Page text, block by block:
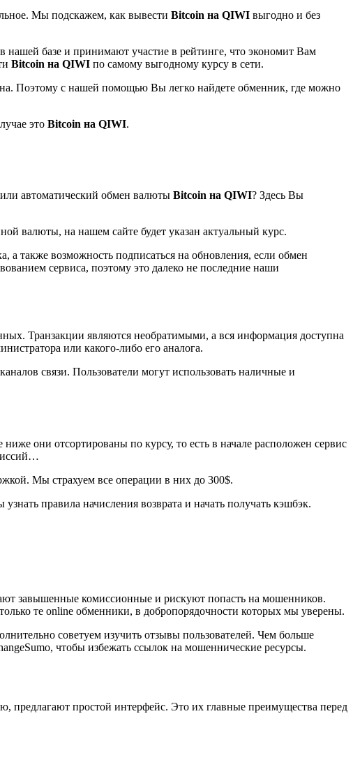
Мы подскажем, как вывести Bitcoin на QIWI выгодно и без
базе и принимают участие в рейтинге, что экономит Вам
Bitcoin на QIWI по самому выгодному курсу в сети.
Поэтому с нашей помощью Вы легко найдете обменник, где можно
это Bitcoin на QIWI.
автоматический обмен валюты Bitcoin на QIWI? Здесь Вы
валюты, на нашем сайте будет указан актуальный курс.
а также возможность подписаться на обновления, если обмен
сервиса, поэтому это далеко не последние наши
Транзакции являются необратимыми, а вся информация доступна
или какого-либо его аналога.
связи. Пользователи могут использовать наличные и
они отсортированы по курсу, то есть в начале расположен сервис
Мы страхуем все операции в них до 300$.
узнать правила начисления возврата и начать получать кэшбэк.
завышенные комиссионные и рискуют попасть на мошенников.
те online обменники, в добропорядочности которых мы уверены.
советуем изучить отзывы пользователей. Чем больше
чтобы избежать ссылок на мошеннические ресурсы.
простой интерфейс. Это их главные преимущества перед